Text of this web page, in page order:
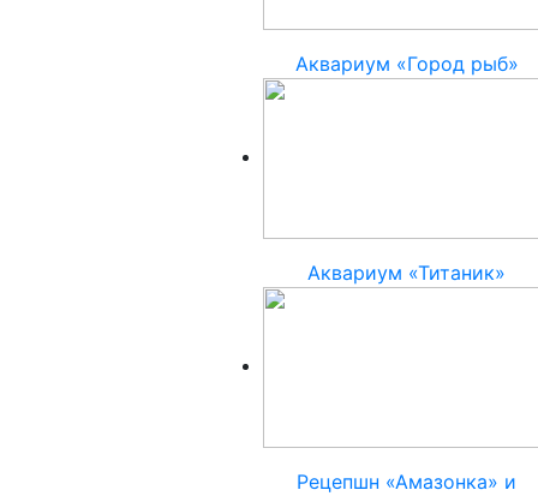
Аквариум «Город рыб»
Аквариум «Титаник»
Рецепшн «Амазонка» и